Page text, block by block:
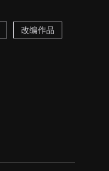
改编作品